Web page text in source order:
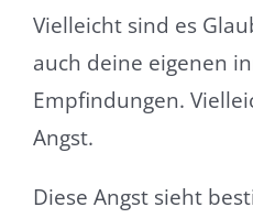
Vielleicht sind es
auch deine eigenen
Empfindungen.
Angst.
Diese Angst sieht